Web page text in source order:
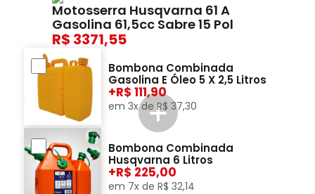
Motosserra Husqvarna 61 A
Gasolina 61,5cc Sabre 15 Pol
3371,55
Bombona Combinada
Gasolina E Óleo 5 X 2,5 Litros
+ 111,90
em 3x de R$ 37,30
Bombona Combinada
Husqvarna 6 Litros
+ 225,00
em 7x de R$ 32,14